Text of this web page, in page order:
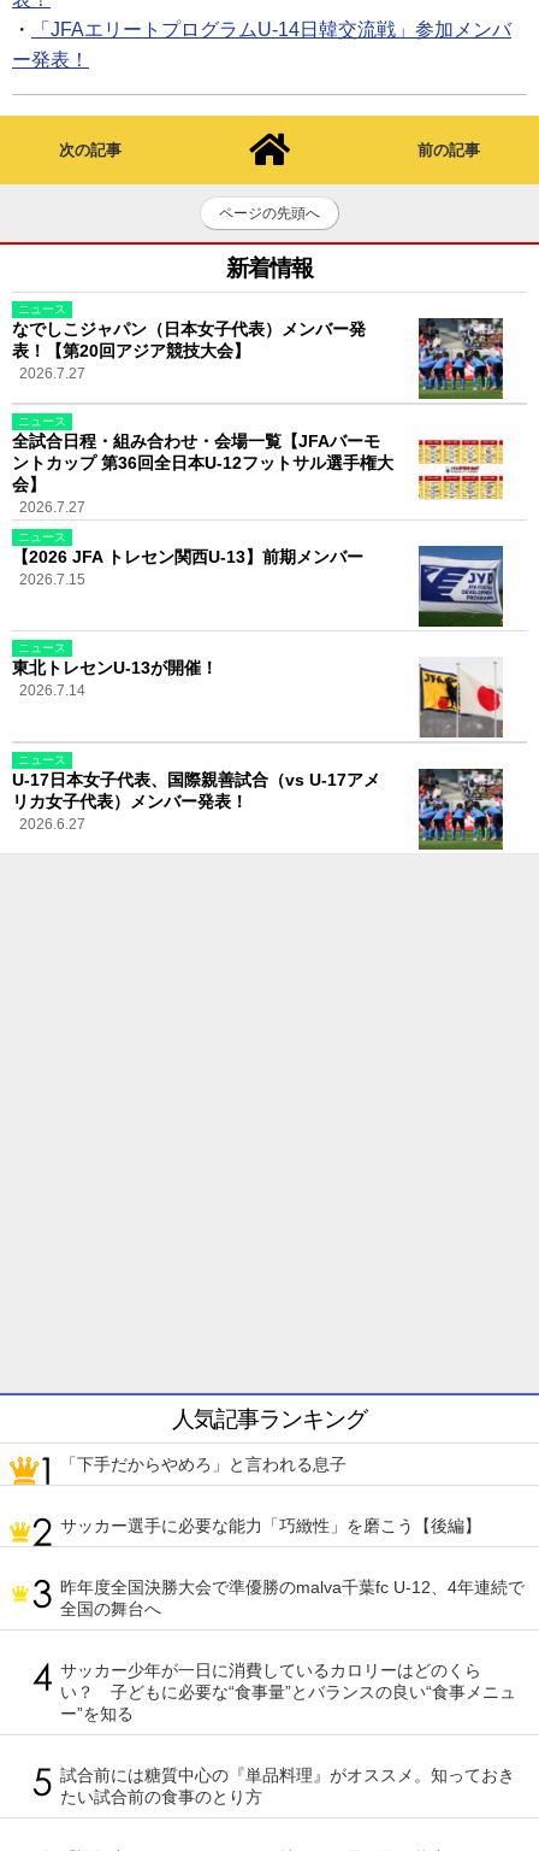
・
「JFAエリートプログラムU-14日韓交流戦」参加メンバ
ー発表！
次の記事 前の記事
ページの先頭へ
新着情報
ニュース
なでしこジャパン（日本女子代表）メンバー発
表！【第20回アジア競技大会】
2026.7.27
ニュース
全試合日程・組み合わせ・会場一覧【JFAバーモ
ントカップ 第36回全日本U-12フットサル選手権大
会】
2026.7.27
ニュース
【2026 JFA トレセン関西U-13】前期メンバー
2026.7.15
ニュース
東北トレセンU-13が開催！
2026.7.14
ニュース
U-17日本女子代表、国際親善試合（vs U-17アメ
リカ女子代表）メンバー発表！
2026.6.27
人気記事ランキング
「下手だからやめろ」と言われる息子
サッカー選手に必要な能力「巧緻性」を磨こう【後編】
昨年度全国決勝大会で準優勝のmalva千葉fc U-12、4年連続で
全国の舞台へ
サッカー少年が一日に消費しているカロリーはどのくら
い？ 子どもに必要な“食事量”とバランスの良い“食事メニュ
ー”を知る
試合前には糖質中心の『単品料理』がオススメ。知っておき
たい試合前の食事のとり方